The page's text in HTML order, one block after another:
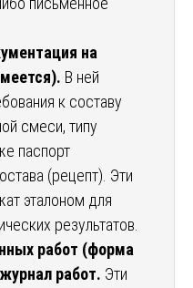
на
В ней
к составу
смеси, типу
паспорт
(рецепт). Эти
эталоном для
результатов.
работ (форма
работ. Эти